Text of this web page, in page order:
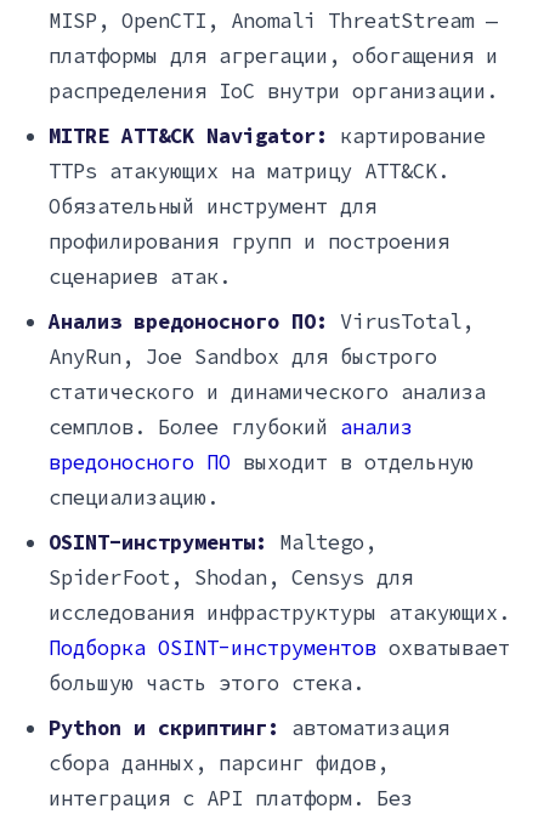
MISP, OpenCTI, Anomali ThreatStream —
платформы для агрегации, обогащения и
распределения IoC внутри организации.
MITRE ATT&CK Navigator:
картирование
TTPs атакующих на матрицу ATT&CK.
Обязательный инструмент для
профилирования групп и построения
сценариев атак.
Анализ вредоносного ПО: VirusTotal,
AnyRun, Joe Sandbox для быстрого
статического и динамического анализа
семплов. Более глубокий анализ
вредоносного ПО выходит в отдельную
специализацию.
OSINT-инструменты:
Maltego,
SpiderFoot, Shodan, Censys для
исследования инфраструктуры атакующих.
Подборка OSINT-инструментов охватывает
большую часть этого стека.
Python и скриптинг:
автоматизация
сбора данных, парсинг фидов,
интеграция с API платформ. Без